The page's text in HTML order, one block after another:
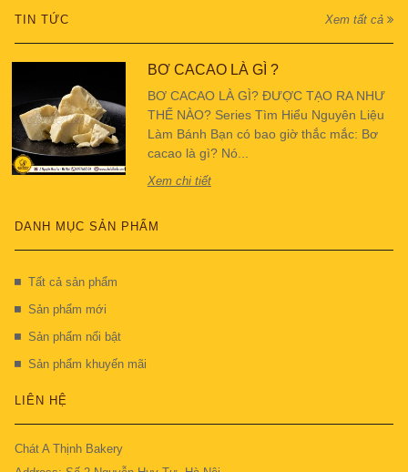
TIN TỨC Xem tất cả
BƠ CACAO LÀ GÌ ?
BƠ CACAO LÀ GÌ? ĐƯỢC TẠO RA NHƯ
THẾ NÀO? Series Tìm Hiểu Nguyên Liệu
Làm Bánh Bạn có bao giờ thắc mắc: Bơ
cacao là gì? Nó...
Xem chi tiết
DANH MỤC SẢN PHẨM
Tất cả sản phẩm
Sản phẩm mới
Sản phẩm nổi bật
Sản phẩm khuyến mãi
LIÊN HỆ
Chát A Thịnh Bakery